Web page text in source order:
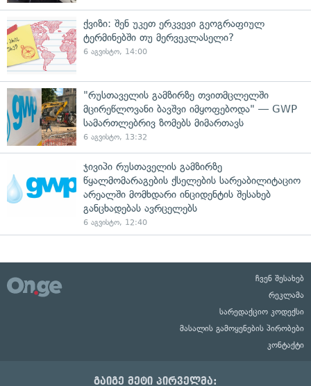
ქვიზი: შენ უკეთ ერკვევი გეოგრაფიულ
ტერმინებში თუ მერვეკლასელი?
6 აგვისტო, 14:00
"რუსთაველის გამზირზე თვითმცლელში
მცირეწლოვანი ბავშვი იმყოფებოდა" — GWP
სამართლებრივ ზომებს მიმართავს
6 აგვისტო, 13:32
ჯივიპი რუსთაველის გამზირზე
წყალმომარაგების ქსელების სარეაბილიტაციო
არეალში მომხდარი ინციდენტის შესახებ
განცხადებას ავრცელებს
6 აგვისტო, 12:40
ჩვენ შესახებ
რეკლამა
სარედაქციო კოდექსი
მასალის გამოყენების პირობები
კონტაქტი
გაიგე მეტი პირველმა: